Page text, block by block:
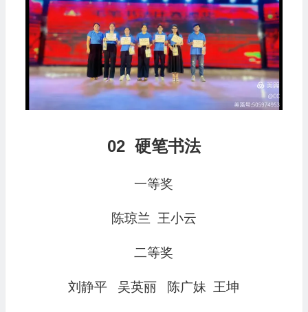
02 硬笔书法
一等奖
陈琼兰 王小云
二等奖
刘静平 吴英丽 陈广妹 王坤